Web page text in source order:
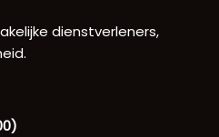
dienstverleners,